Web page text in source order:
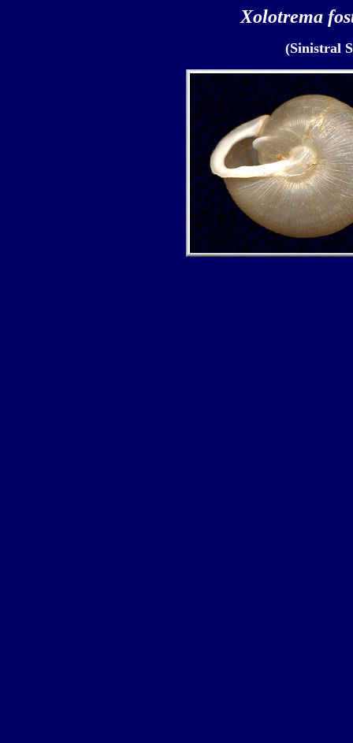
Xolotrema
(Sinistral